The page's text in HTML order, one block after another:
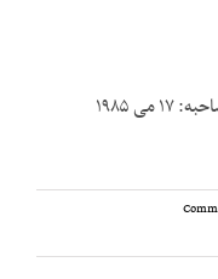
روایت‌کننده: آقای مصطفی لنکرانی تاریخ مصاحبه: ۱۷ می ۱۹۸۵